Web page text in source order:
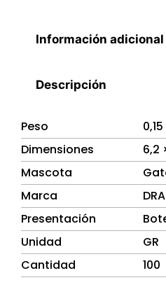
Información adicional
Descripción
Peso
Dimensiones
6,2
Mascota
Marca
Presentación
Unidad
GR
Cantidad
100